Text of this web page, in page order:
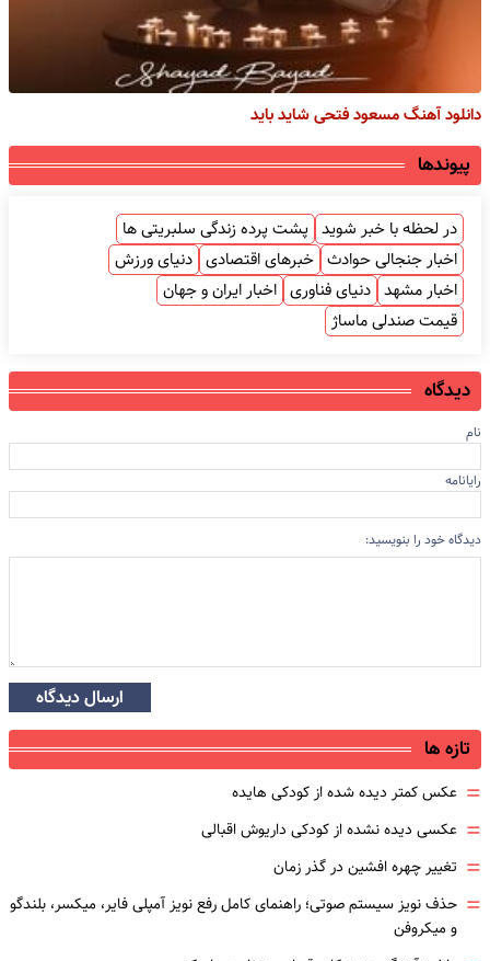
دانلود آهنگ مسعود فتحی شاید باید
پیوندها
در لحظه با خبر شوید پشت پرده زندگی سلبریتی ها
اخبار جنجالی حوادث خبرهای اقتصادی دنیای ورزش
اخبار مشهد دنیای فناوری اخبار ایران و جهان
قیمت صندلی ماساژ
دیدگاه
نام
رایانامه
دیدگاه خود را بنویسید:
ارسال دیدگاه
تازه ها
= عکس کمتر دیده شده از کودکی هایده
= عکسی دیده نشده از کودکی داریوش اقبالی
= تغییر چهره افشین در گذر زمان
= حذف نویز سیستم صوتی؛ راهنمای کامل رفع نویز آمپلی فایر، میکسر، بلندگو
و میکروفن